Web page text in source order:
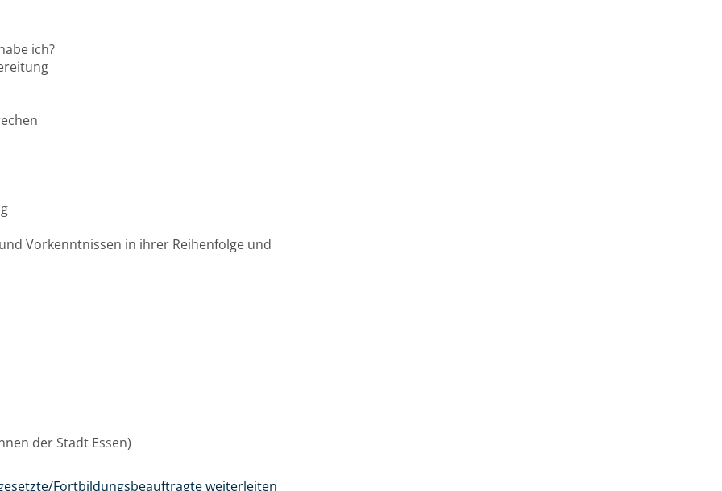
ich?
Vorkenntnissen in ihrer Reihenfolge und
der Stadt Essen)
Fortbildungsbeauftragte weiterleiten